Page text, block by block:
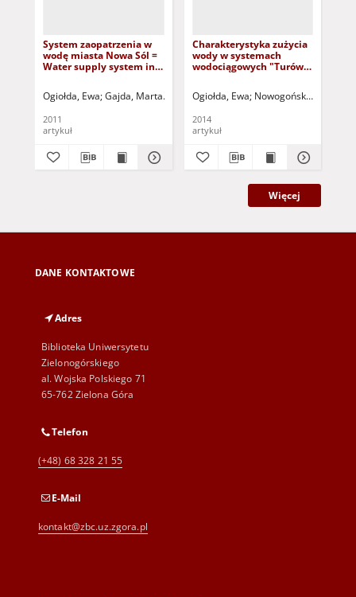
System zaopatrzenia w
wodę miasta Nowa Sól =
Water supply system in
Ogiołda, Ewa Gajda, Marta Greinert, Andrzej - red.
2011
artykuł
Charakterystyka zużycia
wody w systemach
wodociągowych "Turów"
of water consumption in
"Turów" and "Serby" in
Głogów commune
Ogiołda, Ewa Nowogoński, Ireneusz
2014
artykuł
Więcej
DANE KONTAKTOWE
Adres
Biblioteka Uniwersytetu
Zielonogórskiego
al. Wojska Polskiego 71
65-762 Zielona Góra
Telefon
(+48) 68 328 21 55
E-Mail
kontakt@zbc.uz.zgora.pl